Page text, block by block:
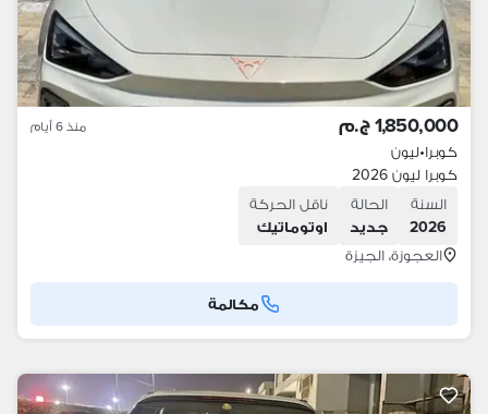
1,850,000 ج.م منذ 6 أيام
كوبرا•ليون
كوبرا ليون 2026
السنة
2026
الحالة
جديد
ناقل الحركة
اوتوماتيك
العجوزة، الجيزة
مكالمة